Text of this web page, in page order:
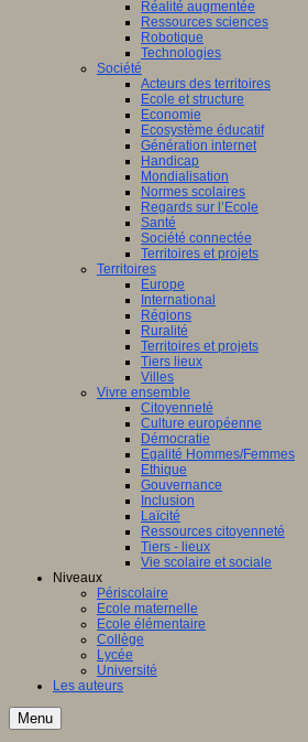
Réalité augmentée
Ressources sciences
Robotique
Technologies
Société
Acteurs des territoires
Ecole et structure
Economie
Ecosystème éducatif
Génération internet
Handicap
Mondialisation
Normes scolaires
Regards sur l’Ecole
Santé
Société connectée
Territoires et projets
Territoires
Europe
International
Régions
Ruralité
Territoires et projets
Tiers lieux
Villes
Vivre ensemble
Citoyenneté
Culture européenne
Démocratie
Egalité Hommes/Femmes
Ethique
Gouvernance
Inclusion
Laïcité
Ressources citoyenneté
Tiers - lieux
Vie scolaire et sociale
Niveaux
Périscolaire
Ecole maternelle
Ecole élémentaire
Collège
Lycée
Université
Les auteurs
Menu